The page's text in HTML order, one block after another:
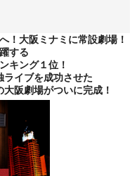
！大阪ミナミに常設劇場！
する
キング１位！
ライブを成功させた
阪劇場がついに完成！